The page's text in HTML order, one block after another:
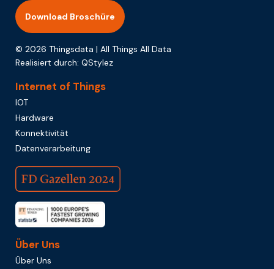
Download Broschüre
© 2026 Thingsdata | All Things All Data
Realisiert durch: QStylez
Internet of Things
IOT
Hardware
Konnektivität
Datenverarbeitung
Über Uns
Über Uns